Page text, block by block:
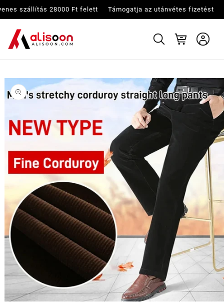
Ugrás a
felett Támogatja az utánvétes fizetést Ingyenes szállítás 28000 Ft
Kosár
ugrás a
termékadatokra